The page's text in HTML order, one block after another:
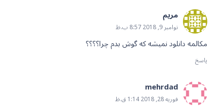
مریم
نوامبر 9, 2018 8:57 ب.ظ
مکالمه دانلود نمیشه که گوش بدم چرا؟؟؟؟
پاسخ
mehrdad
فوریه 28, 2018 1:14 ق.ظ